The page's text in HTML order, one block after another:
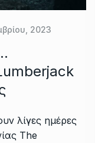
2023
λίγες ημέρες
The